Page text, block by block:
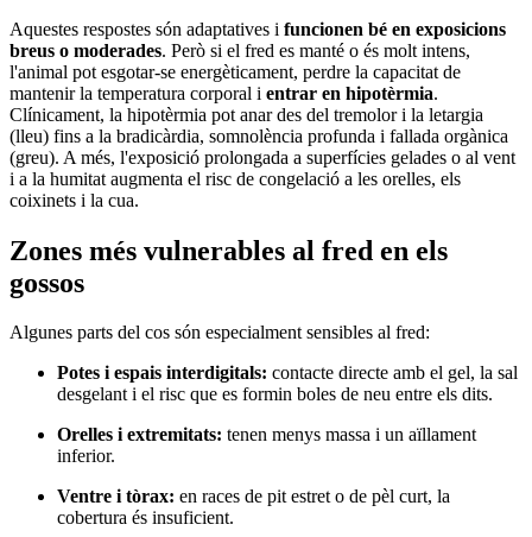
Aquestes respostes són adaptatives i funcionen bé en exposicions
breus o moderades. Però si el fred es manté o és molt intens,
l'animal pot esgotar-se energèticament, perdre la capacitat de
mantenir la temperatura corporal i entrar en hipotèrmia.
Clínicament, la hipotèrmia pot anar des del tremolor i la letargia
(lleu) fins a la bradicàrdia, somnolència profunda i fallada orgànica
(greu). A més, l'exposició prolongada a superfícies gelades o al vent
i a la humitat augmenta el risc de congelació a les orelles, els
coixinets i la cua.
Zones més vulnerables al fred en els
gossos
Algunes parts del cos són especialment sensibles al fred:
Potes i espais interdigitals: contacte directe amb el gel, la sal
desgelant i el risc que es formin boles de neu entre els dits.
Orelles i extremitats: tenen menys massa i un aïllament
inferior.
Ventre i tòrax: en races de pit estret o de pèl curt, la
cobertura és insuficient.